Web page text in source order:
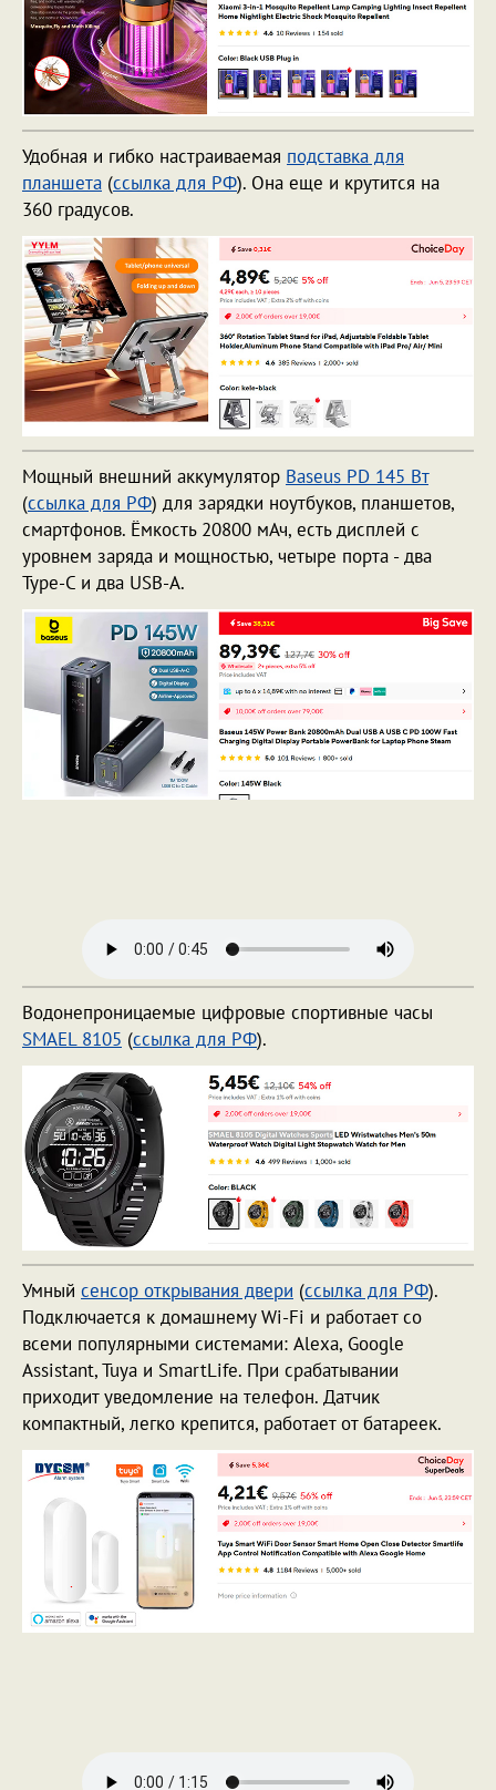
Удобная и гибко настраиваемая подставка для
планшета (ссылка для РФ). Она еще и крутится на
360 градусов.
Мощный внешний аккумулятор Baseus PD 145 Вт
(ссылка для РФ) для зарядки ноутбуков, планшетов,
смартфонов. Ёмкость 20800 мАч, есть дисплей с
уровнем заряда и мощностью, четыре порта - два
Type-C и два USB-A.
Водонепроницаемые цифровые спортивные часы
SMAEL 8105 (ссылка для РФ).
Умный сенсор открывания двери (ссылка для РФ).
Подключается к домашнему Wi-Fi и работает со
всеми популярными системами: Alexa, Google
Assistant, Tuya и SmartLife. При срабатывании
приходит уведомление на телефон. Датчик
компактный, легко крепится, работает от батареек.